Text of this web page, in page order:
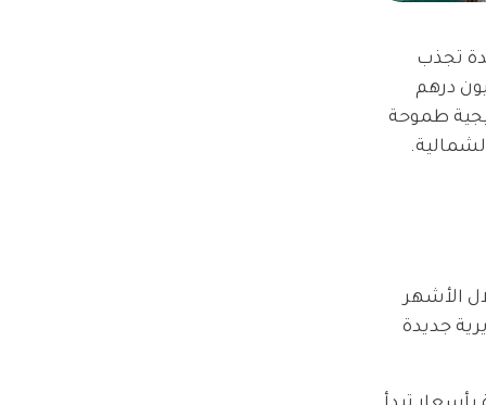
واعدة تجذب
للبيانات الأخيرة فقد حققت شركة رأس الخيمة العقارية أرباحاً بلغت 67.9 مليون درهم
طموحة
في عام 2025، حيث ازداد حجم القروض العقارية بنسبة 22% خلال الأشهر
جديدة